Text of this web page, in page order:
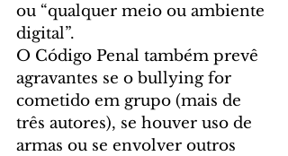
ou “qualquer meio ou ambiente
digital”.
O Código Penal também prevê
agravantes se o bullying for
cometido em grupo (mais de
três autores), se houver uso de
armas ou se envolver outros